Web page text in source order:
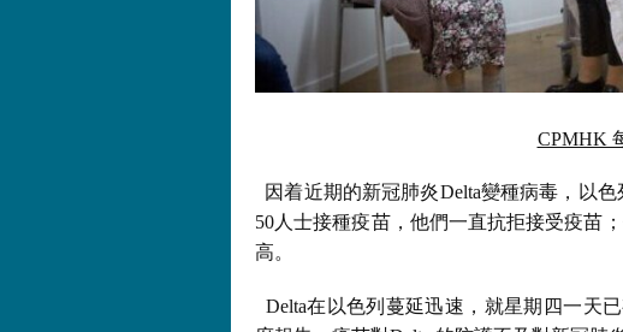
CPMHK
因着近期的新冠肺炎Delta變種病毒，以
50人士接種疫苗，他們一直抗拒接受疫苗
高。
Delta在以色列蔓延迅速，就星期四一天